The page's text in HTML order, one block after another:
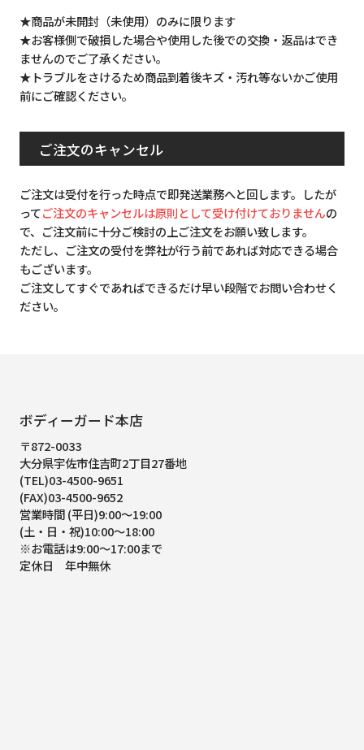
★商品が未開封（未使用）のみに限ります
★お客様側で破損した場合や使用した後での交換・返品はでき
ませんのでご了承ください。
★トラブルをさけるため商品到着後キズ・汚れ等ないかご使用
前にご確認ください。
ご注文のキャンセル
ご注文は受付を行った時点で即発送業務へと回します。したが
ってご注文のキャンセルは原則として受け付けておりませんの
で、ご注文前に十分ご検討の上ご注文をお願い致します。
ただし、ご注文の受付を弊社が行う前であれば対応できる場合
もございます。
ご注文してすぐであればできるだけ早い段階でお問い合わせく
ださい。
ボディーガード本店
〒872-0033
大分県宇佐市住吉町2丁目27番地
(TEL)03-4500-9651
(FAX)03-4500-9652
営業時間 (平日)9:00～19:00
(土・日・祝)10:00～18:00
※お電話は9:00～17:00まで
定休日 年中無休